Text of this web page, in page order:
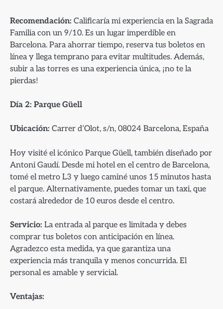
Recomendación: Calificaría mi experiencia en la Sagrada
Familia con un 9/10. Es un lugar imperdible en
Barcelona. Para ahorrar tiempo, reserva tus boletos en
línea y llega temprano para evitar multitudes. Además,
subir a las torres es una experiencia única, ¡no te la
pierdas!
Día 2: Parque Güell
Ubicación: Carrer d’Olot, s/n, 08024 Barcelona, España
Hoy visité el icónico Parque Güell, también diseñado por
Antoni Gaudí. Desde mi hotel en el centro de Barcelona,
tomé el metro L3 y luego caminé unos 15 minutos hasta
el parque. Alternativamente, puedes tomar un taxi, que
costará alrededor de 10 euros desde el centro.
Servicio: La entrada al parque es limitada y debes
comprar tus boletos con anticipación en línea.
Agradezco esta medida, ya que garantiza una
experiencia más tranquila y menos concurrida. El
personal es amable y servicial.
Ventajas: